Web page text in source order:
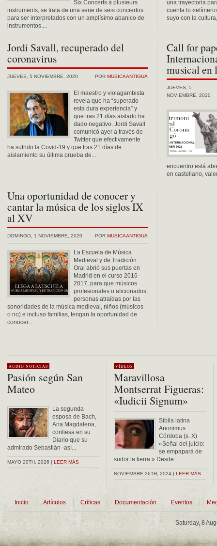
Six Concerts à plusieurs
instruments, se trata de una serie de seis conciertos
para ser interpretados con un amplísimo abanico de
instrumentos....
una trayectoria
cuenta lo
suyo con la
Jordi Savall, recuperado del
coronavirus
POR MUSICAANTIGUA
JUEVES, 5 NOVIEMBRE, 2020
El maestro y violagambista
revela que ha “superado
esta dura experiencia” y
que tras 21 días aislado ha
dado negativo. Jordi Savall
comunicó ayer a través de
Twitter que efectivamente
ha sufrido la Covid-19 y que tras 21 días de
aislamiento su última prueba de...
Call for
musical en
JUEVES, 5
NOVIEMBRE, 2020
encuentro está
en castellano,
Una oportunidad de conocer y
cantar la música de los siglos IX
al XV
POR MUSICAANTIGUA
DOMINGO, 1 NOVIEMBRE, 2020
La Escuela de Música
Medieval y de Tradición
Oral abrió sus puertas en
Madrid en el curso 2016-
2017, para que músicos
profesionales o aficionados,
personas atraídas por las
sonoridades de la música medieval, niños (músicos
o no) e incluso familias, tengan la oportunidad de
conocer...
AUDIO NOTICIAS
Pasión según San
Mateo
La segunda
esposa de Bach,
Ana Magdalena,
confiesa en su
Diario que su
admirado Sebastián -así...
MAYO 20TH, 2026 | LEER MÁS
VÍDEOS
Maravillosa
Montserrat Figueras:
«Iudicii Signum»
Sibila latina
Anonimus
Córdoba (s. X)
«Señal del juicio:
se empapará de
sudor la tierra.» Desde...
NOVIEMBRE 26TH, 2024 | LEER MÁS
Inicio Artículos Críticas Documentación Eventos
Saturday, 8